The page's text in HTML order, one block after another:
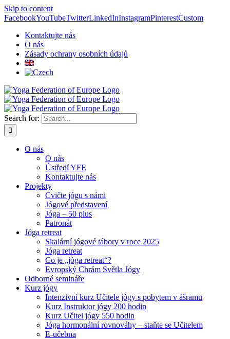
Skip to content
FacebookYouTubeTwitterLinkedInInstagramPinterestCustom
Kontaktujte nás
O nás
Zásady ochrany osobních údajů
Search for:
O nás
O nás
Ústředí YFE
Kontaktujte nás
Projekty
Cvičte jógu s námi
Jógové představení
Jóga – 50 plus
Patronát
Jóga retreat
Skalární jógové tábory v roce 2025
Jóga retreat
Co je „jóga retreat“?
Evropský Chrám Světla Jógy
Odborné semináře
Kurz jógy
Intenzivní kurz Učitele jógy s pobytem v ášramu
Kurz Instruktor jógy 200 hodin
Kurz Učitel jógy 550 hodin
Jóga hormonální rovnováhy – staňte se Učitelem
E-učebna